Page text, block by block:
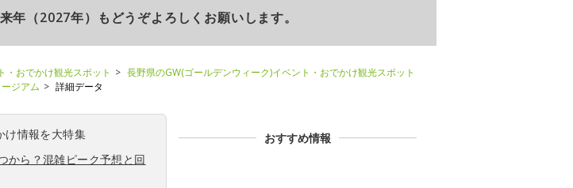
年（2027年）もどうぞよろしくお願いします。
・おでかけ観光スポット
長野県のGW(ゴールデンウィーク)イベント・おでかけ観光スポット
ジアム 詳細データ
け情報を大特集
から？混雑ピーク予想と回
おすすめ情報